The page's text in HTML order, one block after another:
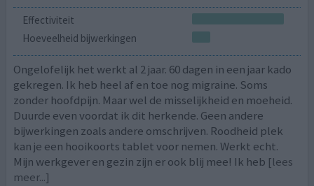
Effectiviteit
Hoeveelheid bijwerkingen
Ongelofelijk het werkt al 2 jaar. 60 dagen in een jaar kado
gekregen. Ik heb heel af en toe nog migraine. Soms
zonder hoofdpijn. Maar wel de misselijkheid en moeheid.
Duurde even voordat ik dit herkende. Geen andere
bijwerkingen zoals andere omschrijven. Roodheid plek
kan je een hooikoorts tablet voor nemen. Werkt echt.
Mijn werkgever en gezin zijn er ook blij mee! Ik heb [lees
meer...]